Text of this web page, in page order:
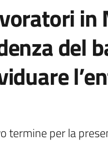
in
del
termine per la